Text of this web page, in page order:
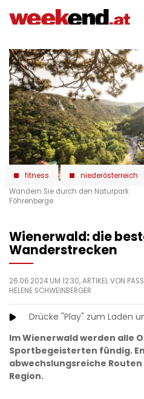
zum
fitness
niederösterreich
Wandern Sie durch den Naturpark
Föhrenberge
Wienerwald: die
Wanderstrecken
26.06.2024 UM 12:30, ARTIKEL VON
HELENE SCHWEINBERGER
Drücke "Play" zum Laden
Im Wienerwald werden alle
Sportbegeisterten fündig.
abwechslungsreiche
Region.